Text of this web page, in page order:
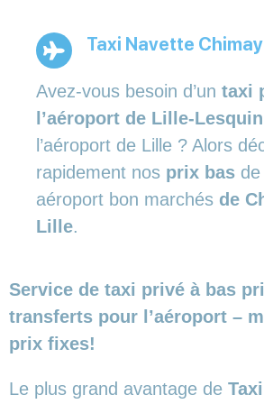
Taxi Navette Chimay
Avez-vous besoin d’un taxi
l’aéroport de Lille-Lesquin
l’aéroport de Lille ? Alors
rapidement nos prix bas
aéroport bon marchés de
Lille.
Service de taxi privé à bas
transferts pour l’aéroport –
prix fixes!
Le plus grand avantage de